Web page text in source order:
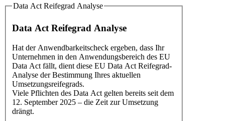
Data Act Reifegrad Analyse
Data Act Reifegrad Analyse
Hat der Anwendbarkeitscheck ergeben, dass Ihr
Unternehmen in den Anwendungsbereich des EU
Data Act fällt, dient diese EU Data Act Reifegrad-
Analyse der Bestimmung Ihres aktuellen
Umsetzungsreifegrads.
Viele Pflichten des Data Act gelten bereits seit dem
12. September 2025 – die Zeit zur Umsetzung
drängt.